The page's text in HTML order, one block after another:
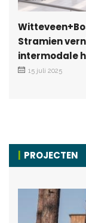
Stramien
intermodale
15 juli 2025
PROJECTEN